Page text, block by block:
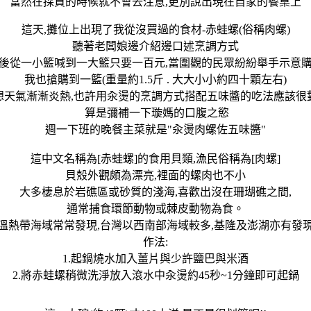
這天,攤位上出現了我從沒買過的食材-赤蛙螺(俗稱肉螺)
聽著老闆娘邊介紹邊口述烹調方式
從一小籃喊到一大籃只要一百元,當圍觀的民眾紛紛舉手示意
我也搶購到一籃(重量約1.5斤 . 大大小小約四十顆左右)
天氣漸漸炎熱,也許用汆燙的烹調方式搭配五味醬的吃法應該很
算是彌補一下璇媽的口腹之慾
週一下班的晚餐主菜就是"汆燙肉螺佐五味醬"
這中文名稱為[赤蛙螺]的食用貝類,漁民俗稱為[肉螺]
貝殼外觀頗為漂亮,裡面的螺肉也不小
大多棲息於岩礁區或砂質的淺海,喜歡出沒在珊瑚礁之間,
通常捕食環節動物或棘皮動物為食。
熱帶海域常常發現,台灣以西南部海域較多,基隆及澎湖亦有發
作法:
1.起鍋燒水加入薑片與少許鹽巴與米酒
2.將赤蛙螺稍微洗淨放入滾水中汆燙約45秒~1分鐘即可起鍋